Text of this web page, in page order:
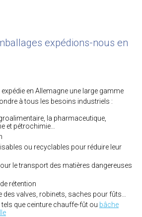
expédions-nous en
en Allemagne une large gamme
à tous les besoins industriels :
la pharmaceutique,
et pétrochimie…
ou recyclables pour réduire leur
le transport des matières dangereuses
rétention
valves, robinets, saches pour fûts…
que ceinture chauffe-fût ou bâche